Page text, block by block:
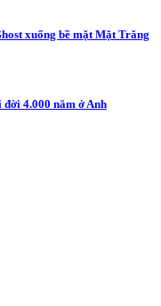
xuống bề mặt Mặt Trăng
đời 4.000 năm ở Anh